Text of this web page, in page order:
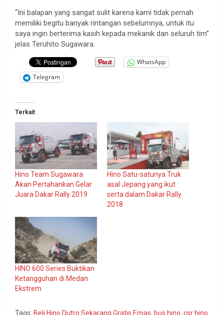
“Ini balapan yang sangat sulit karena kami tidak pernah
memiliki begitu banyak rintangan sebelumnya, untuk itu
saya ingin berterima kasih kepada mekanik dan seluruh tim”
jelas Teruhito Sugawara.
WhatsApp
Telegram
Terkait
Hino Team Sugawara
Akan Pertahankan Gelar
Juara Dakar Rally 2019
Hino Satu-satunya Truk
asal Jepang yang ikut
serta dalam Dakar Rally
2018
HINO 600 Series Buktikan
Ketangguhan di Medan
Ekstrem
Tags: Beli Hino Dutro Sekarang Gratis Emas, bus hino, csr hino